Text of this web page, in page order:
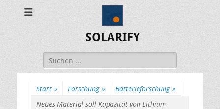
SOLARIFY
Suchen
nach:
Start » Forschung » Batterieforschung »
Neues Material soll Kapazität von Lithium-